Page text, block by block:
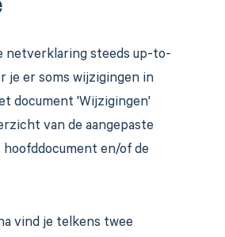
netverklaring steeds up-to-
je er soms wijzigingen in
document 'Wijzigingen'
van de aangepaste
en/of de
vind je telkens twee